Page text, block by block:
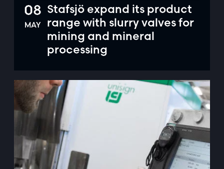
08
MAY
Stafsjö expand its product
range with slurry valves for
mining and mineral
processing